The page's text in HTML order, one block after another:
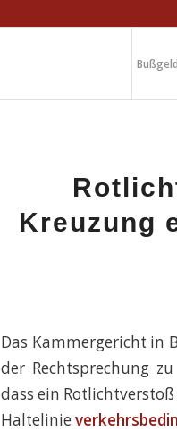
Kreuzung
Das Kammergericht in
der Rechtsprechung
dass ein
Haltelinie